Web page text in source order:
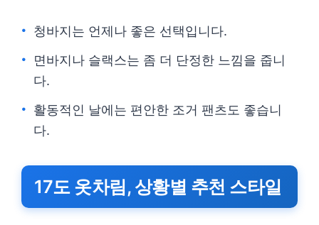
청바지는 언제나 좋은 선택입니다.
면바지나 슬랙스는 좀 더 단정한 느낌을 줍니
다.
활동적인 날에는 편안한 조거 팬츠도 좋습니
다.
17도 옷차림, 상황별 추천 스타일